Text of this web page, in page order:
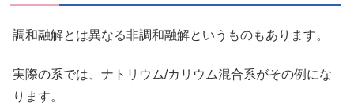
調和融解とは異なる非調和融解というものもあります。
実際の系では、ナトリウム/カリウム混合系がその例にな
ります。